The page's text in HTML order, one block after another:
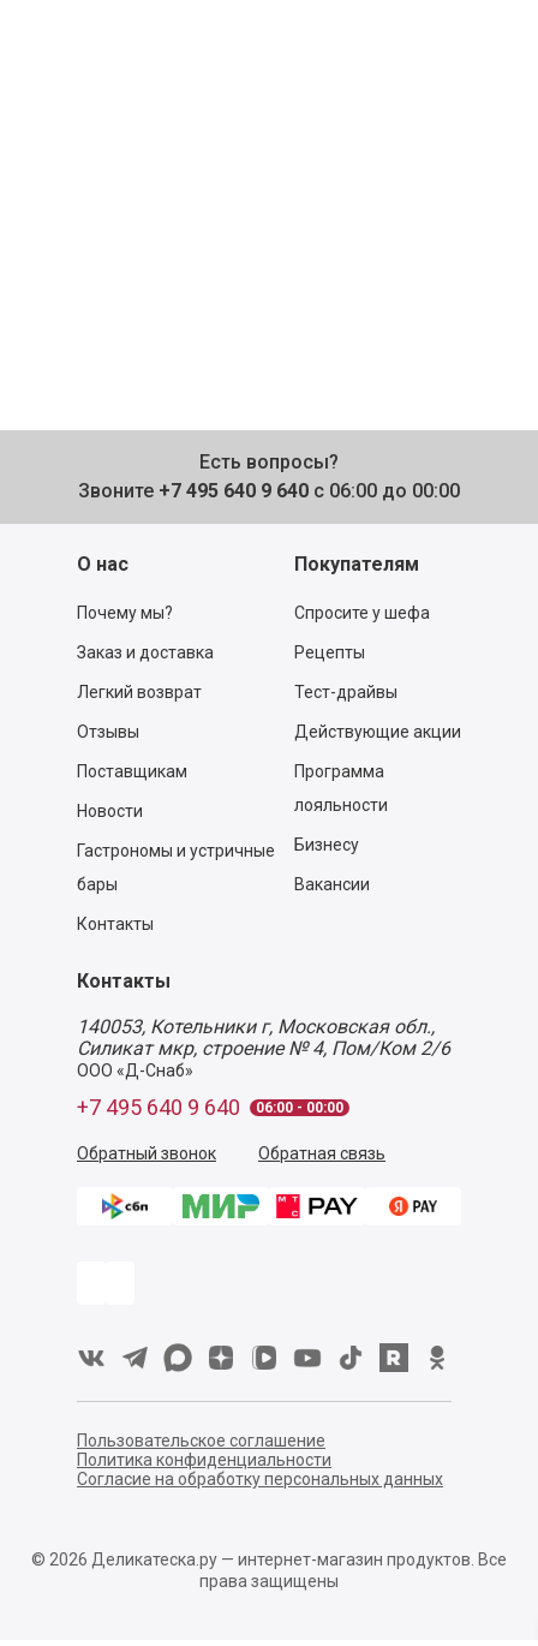
Есть вопросы?
Звоните +7 495 640 9 640 с 06:00 до 00:00
О нас
Почему мы?
Заказ и доставка
Легкий возврат
Отзывы
Поставщикам
Новости
Гастрономы и устричные
бары
Контакты
Покупателям
Спросите у шефа
Рецепты
Тест-драйвы
Действующие акции
Программа
лояльности
Бизнесу
Вакансии
Контакты
140053, Котельники г, Московская обл.,
Силикат мкр, строение № 4, Пом/Ком 2/6
ООО «Д-Снаб»
+7 495 640 9 640 06:00 - 00:00
Обратный звонок Обратная связь
Пользовательское соглашение
Политика конфиденциальности
Согласие на обработку персональных данных
© 2026 Деликатеска.ру — интернет-магазин продуктов. Все
права защищены